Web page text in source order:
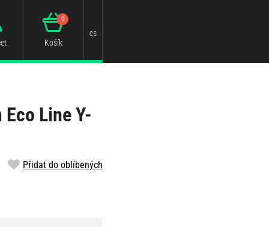
Košík
0
cs
Line Y-
Přidat do oblíbených